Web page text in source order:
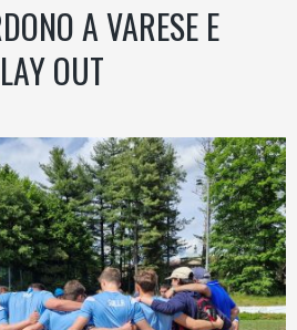
A VARESE E
OUT